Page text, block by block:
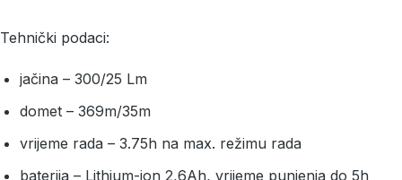
Tehnički podaci:
jačina – 300/25 Lm
domet – 369m/35m
vrijeme rada – 3.75h na max. režimu rada
baterija – Lithium-ion 2,6Ah, vrijeme punjenja do 5h